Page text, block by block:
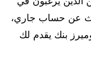
عن حساب جاري،
بنك يقدم لك